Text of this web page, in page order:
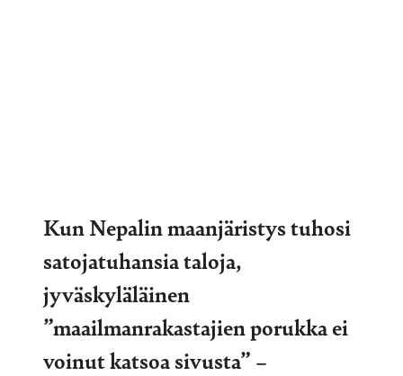
Kun Nepalin maanjäristys tuhosi
satojatuhansia taloja,
jyväskyläläinen
”maailmanrakastajien porukka ei
voinut katsoa sivusta” –